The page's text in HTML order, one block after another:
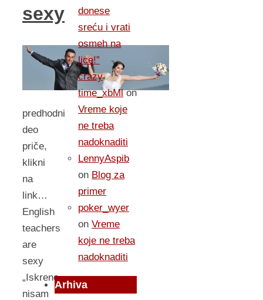
sexy
predhodni
deo
priče,
klikni
na
link…
English
teachers
are
sexy
„Iskreno,
nisam
donese
sreću i vrati
osmeh na
lice!”
crazy
time_xbMlon
Vreme koje
ne treba
nadoknaditi
LennyAspib
on Blog za
primer
poker_wyer
on Vreme
koje ne treba
nadoknaditi
Arhiva